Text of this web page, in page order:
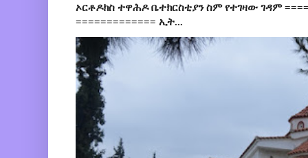
ኦርቶዶክስ ተዋሕዶ ቤተክርስቲያን ስም የተገዛው ገዳም
============= ኢት...